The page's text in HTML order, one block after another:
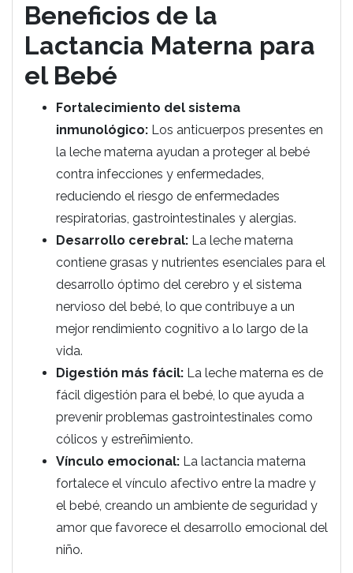
Beneficios de la
Lactancia Materna para
el Bebé
Fortalecimiento del sistema
inmunológico: Los anticuerpos presentes en
la leche materna ayudan a proteger al bebé
contra infecciones y enfermedades,
reduciendo el riesgo de enfermedades
respiratorias, gastrointestinales y alergias.
Desarrollo cerebral: La leche materna
contiene grasas y nutrientes esenciales para el
desarrollo óptimo del cerebro y el sistema
nervioso del bebé, lo que contribuye a un
mejor rendimiento cognitivo a lo largo de la
vida.
Digestión más fácil: La leche materna es de
fácil digestión para el bebé, lo que ayuda a
prevenir problemas gastrointestinales como
cólicos y estreñimiento.
Vínculo emocional: La lactancia materna
fortalece el vínculo afectivo entre la madre y
el bebé, creando un ambiente de seguridad y
amor que favorece el desarrollo emocional del
niño.